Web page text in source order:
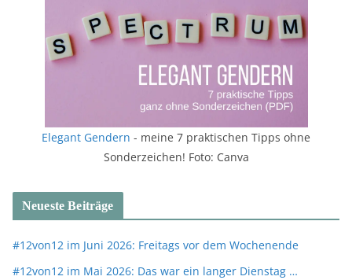
Elegant Gendern - meine 7 praktischen Tipps ohne
Sonderzeichen! Foto: Canva
Neueste Beiträge
#12von12 im Juni 2026: Freitags vor dem Wochenende
#12von12 im Mai 2026: Das war ein langer Dienstag …